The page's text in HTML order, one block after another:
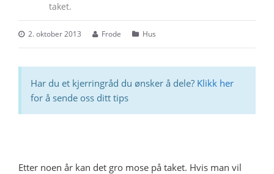
taket.
2. oktober 2013 Frode Hus
Har du et kjerringråd du ønsker å dele? Klikk her
for å sende oss ditt tips
Etter noen år kan det gro mose på taket. Hvis man vil